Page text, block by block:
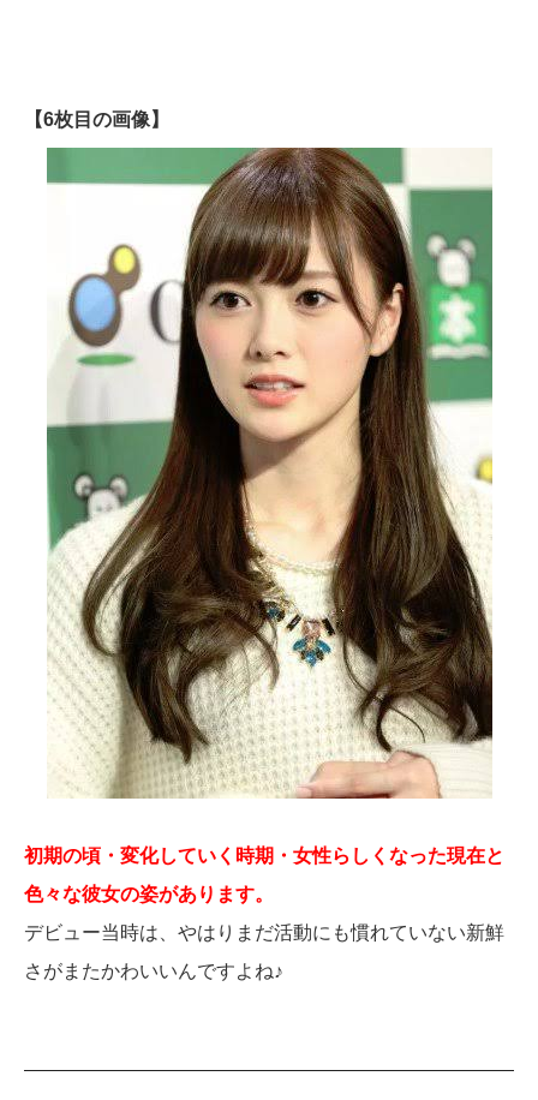
【6枚目の画像】
初期の頃・変化していく時期・女性らしくなった現在と
色々な彼女の姿があります。
デビュー当時は、やはりまだ活動にも慣れていない新鮮
さがまたかわいいんですよね♪